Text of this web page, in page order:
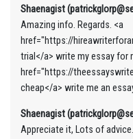
Shaenagist
Amazing info. Regards. <a
href="https://
trial</a> write my essay for
href="https://
cheap</a> write me an
Shaenagist
Appreciate it, Lots of